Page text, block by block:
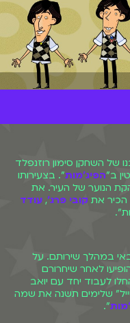
של השחקן סימון רוזנפלד
ב"הפיג'מות". בצעירותו
הנוער של העיר. את
הכיר את קובי פרג', עודד
במהלך שירותם. על
לאחר שיחרורם
לעבוד יחד עם יואב
שלימים תשנה את שמה
".